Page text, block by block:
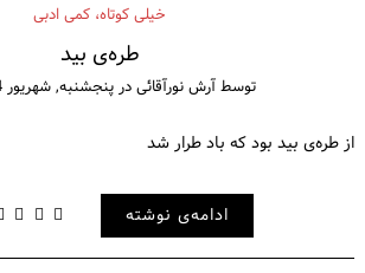
خيلی كوتاه، كمی ادبی
طره‌ی بید
توسطآرش نورآقائی درپنجشنبه, شهریور 14, 1387
از طره‌ی ‌بید بود که باد طرار شد
ادامه‌ی نوشته